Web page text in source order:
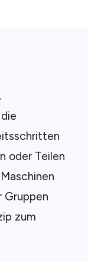
oder Teilen
Gruppen
zum